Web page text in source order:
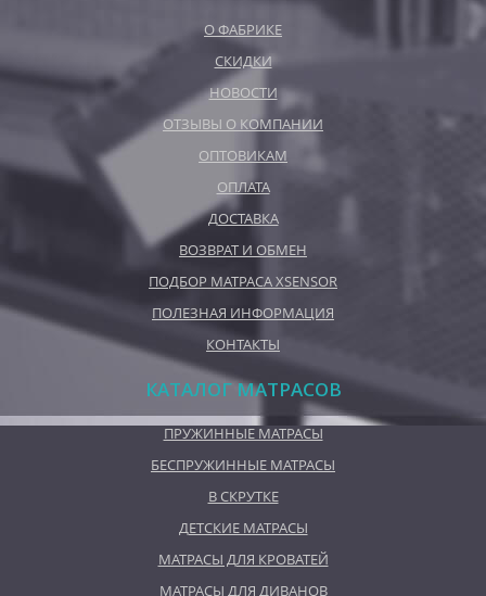
О ФАБРИКЕ
СКИДКИ
НОВОСТИ
ОТЗЫВЫ О КОМПАНИИ
ОПТОВИКАМ
ОПЛАТА
ДОСТАВКА
ВОЗВРАТ И ОБМЕН
ПОДБОР МАТРАСА XSENSOR
ПОЛЕЗНАЯ ИНФОРМАЦИЯ
КОНТАКТЫ
КАТАЛОГ МАТРАСОВ
ПРУЖИННЫЕ МАТРАСЫ
БЕСПРУЖИННЫЕ МАТРАСЫ
В СКРУТКЕ
ДЕТСКИЕ МАТРАСЫ
МАТРАСЫ ДЛЯ КРОВАТЕЙ
МАТРАСЫ ДЛЯ ДИВАНОВ